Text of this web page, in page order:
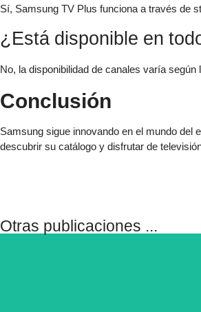
Sí, Samsung TV Plus funciona a través de
¿Está disponible en
No, la disponibilidad de canales varía
Conclusión
Samsung sigue innovando en el mundo
descubrir su catálogo y disfrutar de
Otras publicaciones ...